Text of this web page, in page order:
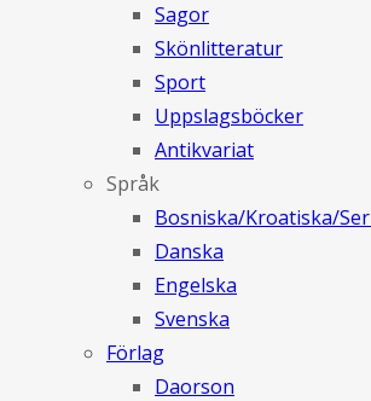
Sagor
Skönlitteratur
Sport
Uppslagsböcker
Antikvariat
Språk
Bosniska/Kroatiska/
Danska
Engelska
Svenska
Förlag
Daorson